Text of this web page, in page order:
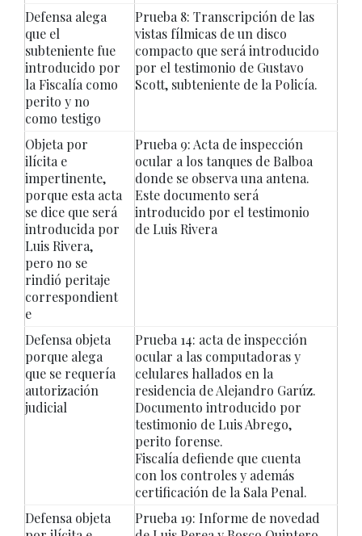
Defensa alega
que el
subteniente fue
introducido por
la Fiscalía como
perito y no
como testigo
Prueba 8: Transcripción de las
vistas fílmicas de un disco
compacto que será introducido
por el testimonio de Gustavo
Scott, subteniente de la Policía.
Objeta por
ilícita e
impertinente,
porque esta acta
se dice que será
introducida por
Luis Rivera,
pero no se
rindió peritaje
correspondient
e
Prueba 9: Acta de inspección
ocular a los tanques de Balboa
donde se observa una antena.
Este documento será
introducido por el testimonio
de Luis Rivera
Defensa objeta
porque alega
que se requería
autorización
judicial
Prueba 14: acta de inspección
ocular a las computadoras y
celulares hallados en la
residencia de Alejandro Garúz.
Documento introducido por
testimonio de Luis Abrego,
perito forense.
Fiscalía defiende que cuenta
con los controles y además
certificación de la Sala Penal.
Defensa objeta
Prueba 19: Informe de novedad